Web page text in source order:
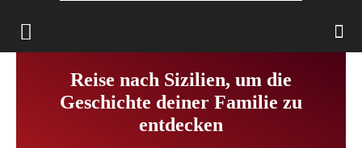
Reise nach Sizilien, um die
Geschichte deiner Familie zu
entdecken